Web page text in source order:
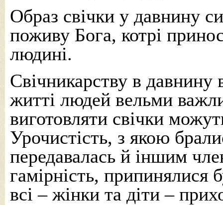
Образ свічки у давнину
поживу Бога, котрі
людині.
Свічникарству в давнину
житті людей вельми
виготовляти свічки
Урочистість, з якою
передавалась й іншим
гамірність, припинялися
всі – жінки та діти –